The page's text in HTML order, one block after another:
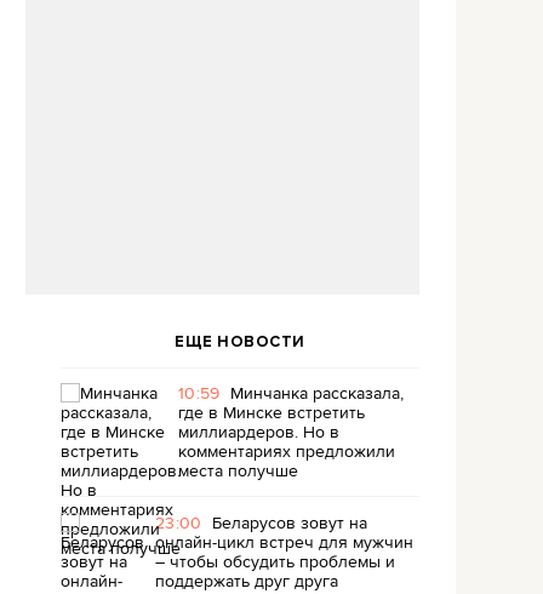
ЕЩЕ НОВОСТИ
10:59 Минчанка рассказала,
где в Минске встретить
миллиардеров. Но в
комментариях предложили
места получше
23:00 Беларусов зовут на
онлайн-цикл встреч для мужчин
– чтобы обсудить проблемы и
поддержать друг друга